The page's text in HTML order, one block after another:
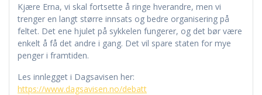
Kjære Erna, vi skal fortsette å ringe hverandre, men vi
trenger en langt større innsats og bedre organisering på
feltet. Det ene hjulet på sykkelen fungerer, og det bør være
enkelt å få det andre i gang. Det vil spare staten for mye
penger i framtiden.
Les innlegget i Dagsavisen her:
https://www.dagsavisen.no/debatt